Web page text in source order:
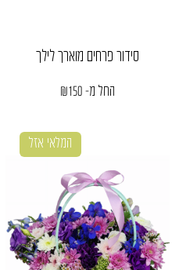
סידור פרחים מוארך לילך
החל מ- ₪150
המלאי אזל